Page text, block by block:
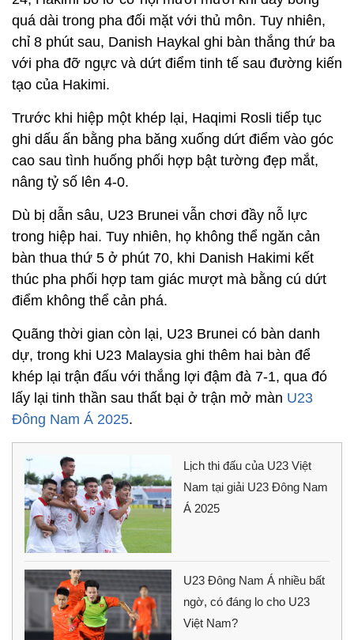
quá dài trong pha đối mặt với thủ môn. Tuy nhiên,
chỉ 8 phút sau, Danish Haykal ghi bàn thắng thứ ba
với pha đỡ ngực và dứt điểm tinh tế sau đường kiến
tạo của Hakimi.
Trước khi hiệp một khép lại, Haqimi Rosli tiếp tục
ghi dấu ấn bằng pha băng xuống dứt điểm vào góc
cao sau tình huống phối hợp bật tường đẹp mắt,
nâng tỷ số lên 4-0.
Dù bị dẫn sâu, U23 Brunei vẫn chơi đầy nỗ lực
trong hiệp hai. Tuy nhiên, họ không thể ngăn cản
bàn thua thứ 5 ở phút 70, khi Danish Hakimi kết
thúc pha phối hợp tam giác mượt mà bằng cú dứt
điểm không thể cản phá.
Quãng thời gian còn lại, U23 Brunei có bàn danh
dự, trong khi U23 Malaysia ghi thêm hai bàn để
khép lại trận đấu với thắng lợi đậm đà 7-1, qua đó
lấy lại tinh thần sau thất bại ở trận mở màn U23
Đông Nam Á 2025.
Lịch thi đấu của U23 Việt
Nam tại giải U23 Đông Nam
Á 2025
U23 Đông Nam Á nhiều bất
ngờ, có đáng lo cho U23
Việt Nam?